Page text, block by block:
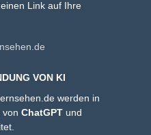
Link auf Ihre
VON KI
werden in
von ChatGPT und